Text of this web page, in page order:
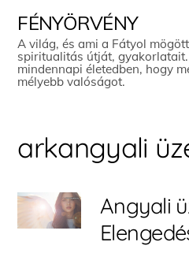
content
FÉNYÖRVÉNY
A világ, és ami a Fátyol
spiritualitás útját,
mindennapi életedben, hogy
mélyebb valóságot.
arkangyali
Angyali